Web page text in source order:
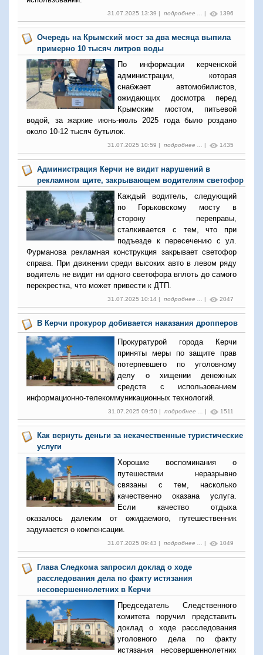
31.07.2025 13:39 | подробнее ... | 1396
Очередь на Крымский мост за два месяца выпила
примерно 10 тысяч литров воды
По информации керченской
администрации, которая
снабжает автомобилистов,
ожидающих досмотра перед
Крымским мостом, питьевой
водой, за жаркие июнь-июль 2025 года было роздано
около 10-12 тысяч бутылок.
31.07.2025 10:59 | подробнее ... | 1435
Администрация Керчи не видит нарушений в
рекламном щите, закрывающем водителям светофор
Каждый водитель, следующий
по Горьковскому мосту в
сторону переправы,
сталкивается с тем, что при
подъезде к пересечению с ул.
Фурманова рекламная конструкция закрывает светофор
справа. При движении среди высоких авто в левом ряду
водитель не видит ни одного светофора вплоть до самого
перекрестка, что может привести к ДТП.
31.07.2025 10:14 | подробнее ... | 2047
В Керчи прокурор добивается наказания дропперов
Прокуратурой города Керчи
приняты меры по защите прав
потерпевшего по уголовному
делу о хищении денежных
средств с использованием
информационно-телекоммуникационных технологий.
31.07.2025 09:50 | подробнее ... | 1511
Как вернуть деньги за некачественные туристические
услуги
Хорошие воспоминания о
путешествии неразрывно
связаны с тем, насколько
качественно оказана услуга.
Если качество отдыха
оказалось далеким от ожидаемого, путешественник
задумается о компенсации.
31.07.2025 09:43 | подробнее ... | 1049
Глава Следкома запросил доклад о ходе
расследования дела по факту истязания
несовершеннолетних в Керчи
Председатель Следственного
комитета поручил представить
доклад о ходе расследования
уголовного дела по факту
истязания несовершеннолетних